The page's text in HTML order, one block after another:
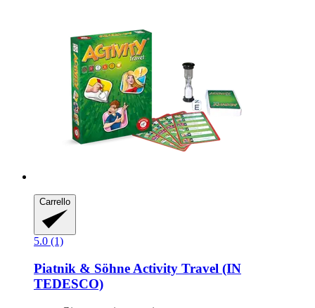
Carrello
5.0 (1)
Piatnik & Söhne Activity Travel (IN
TEDESCO)